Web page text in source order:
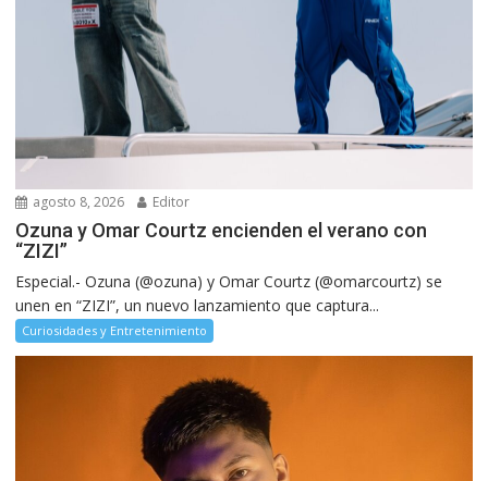
agosto 8, 2026 Editor
Ozuna y Omar Courtz encienden el verano con
“ZIZI”
Especial.- Ozuna (@ozuna) y Omar Courtz (@omarcourtz) se
unen en “ZIZI”, un nuevo lanzamiento que captura...
Curiosidades y Entretenimiento